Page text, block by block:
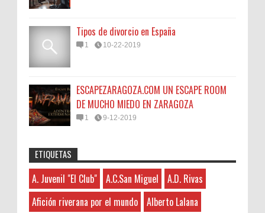
Tipos de divorcio en España
1 10-22-2019
ESCAPEZARAGOZA.COM UN ESCAPE ROOM
DE MUCHO MIEDO EN ZARAGOZA
1 9-12-2019
Sorteamos un Lomo Ibérico de Bellota de
Monsalud-Brumale S.L.
El Premio Un lomo ibérico de bellota
Anonymous:
3-7-2026
Hayat boyunca kendimizi geliştirmek
ve yeni bilgiler edinmek için çeşitli kaynaklara
45N
A. Juvenil "El Club"
A.C.San Miguel
A.D. Rivas
ETIQUETAS
A. Juvenil "El Club" A.C.San Miguel
A.D. Rivas
Afición riverana por el mundo
Alberto Lalana